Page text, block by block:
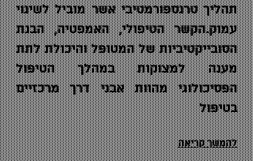
תהליך טרנספורמטיבי אשר מוביל לשינוי
עמוק.הקשר הטיפולי, האמפטיה, הבנת
הסובייקטיביות של המטופל והיכולת לתת
מענה למצוקות במהלך הטיפול
הפסיכולוגי מהוות אבני דרך מרכזיים
בטיפול
להמשך קריאה